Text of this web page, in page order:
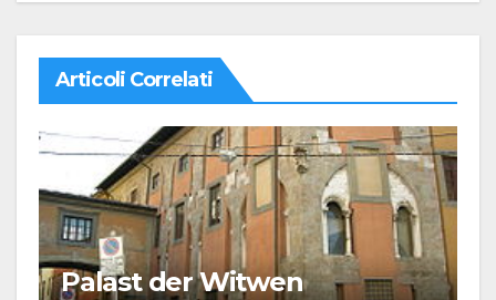
Articoli Correlati
Palast der Witwen